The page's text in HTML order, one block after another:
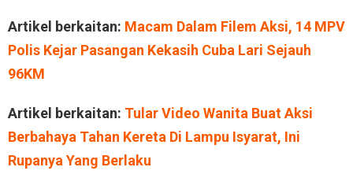
Artikel berkaitan: Macam Dalam Filem Aksi, 14 MPV
Polis Kejar Pasangan Kekasih Cuba Lari Sejauh
96KM
Artikel berkaitan: Tular Video Wanita Buat Aksi
Berbahaya Tahan Kereta Di Lampu Isyarat, Ini
Rupanya Yang Berlaku